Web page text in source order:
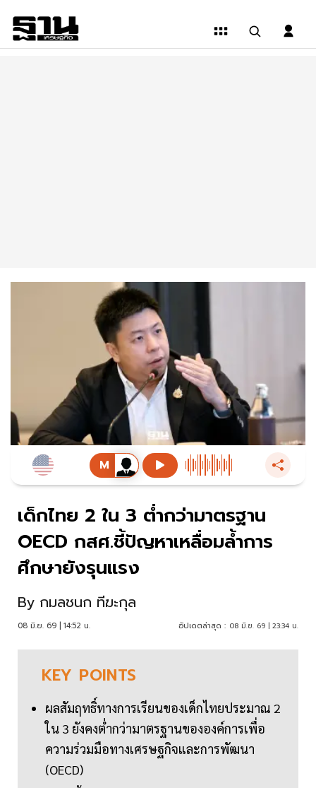
เด็กไทย 2 ใน 3 ต่ำกว่ามาตรฐาน
OECD กสศ.ชี้ปัญหาเหลื่อมล้ำการ
ศึกษายังรุนแรง
By กมลชนก ทีฆะกุล
08 มิ.ย. 69 | 14:52 น. อัปเดตล่าสุด : 08 มิ.ย. 69 | 23:34 น.
KEY POINTS
ผลสัมฤทธิ์ทางการเรียนของเด็กไทยประมาณ 2
ใน 3 ยังคงต่ำกว่ามาตรฐานขององค์การเพื่อ
ความร่วมมือทางเศรษฐกิจและการพัฒนา
(OECD)